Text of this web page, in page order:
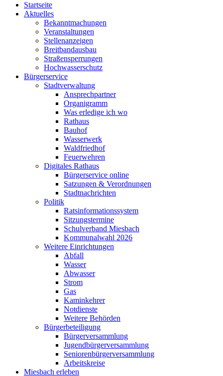
Startseite
Aktuelles
Bekanntmachungen
Veranstaltungen
Stellenanzeigen
Breitbandausbau
Straßensperrungen
Hochwasserschutz
Bürgerservice
Stadtverwaltung
Ansprechpartner
Organigramm
Was erledige ich wo
Rathaus
Bauhof
Wasserwerk
Waldfriedhof
Feuerwehren
Digitales Rathaus
Bürgerservice online
Satzungen & Verordnungen
Stadtnachrichten
Politik
Ratsinformationssystem
Sitzungstermine
Schulverband Miesbach
Kommunalwahl 2026
Weitere Einrichtungen
Abfall
Wasser
Abwasser
Strom
Gas
Kaminkehrer
Notdienste
Weitere Behörden
Bürgerbeteiligung
Bürgerversammlung
Jugendbürgerversammlung
Seniorenbürgerversammlung
Arbeitskreise
Miesbach erleben